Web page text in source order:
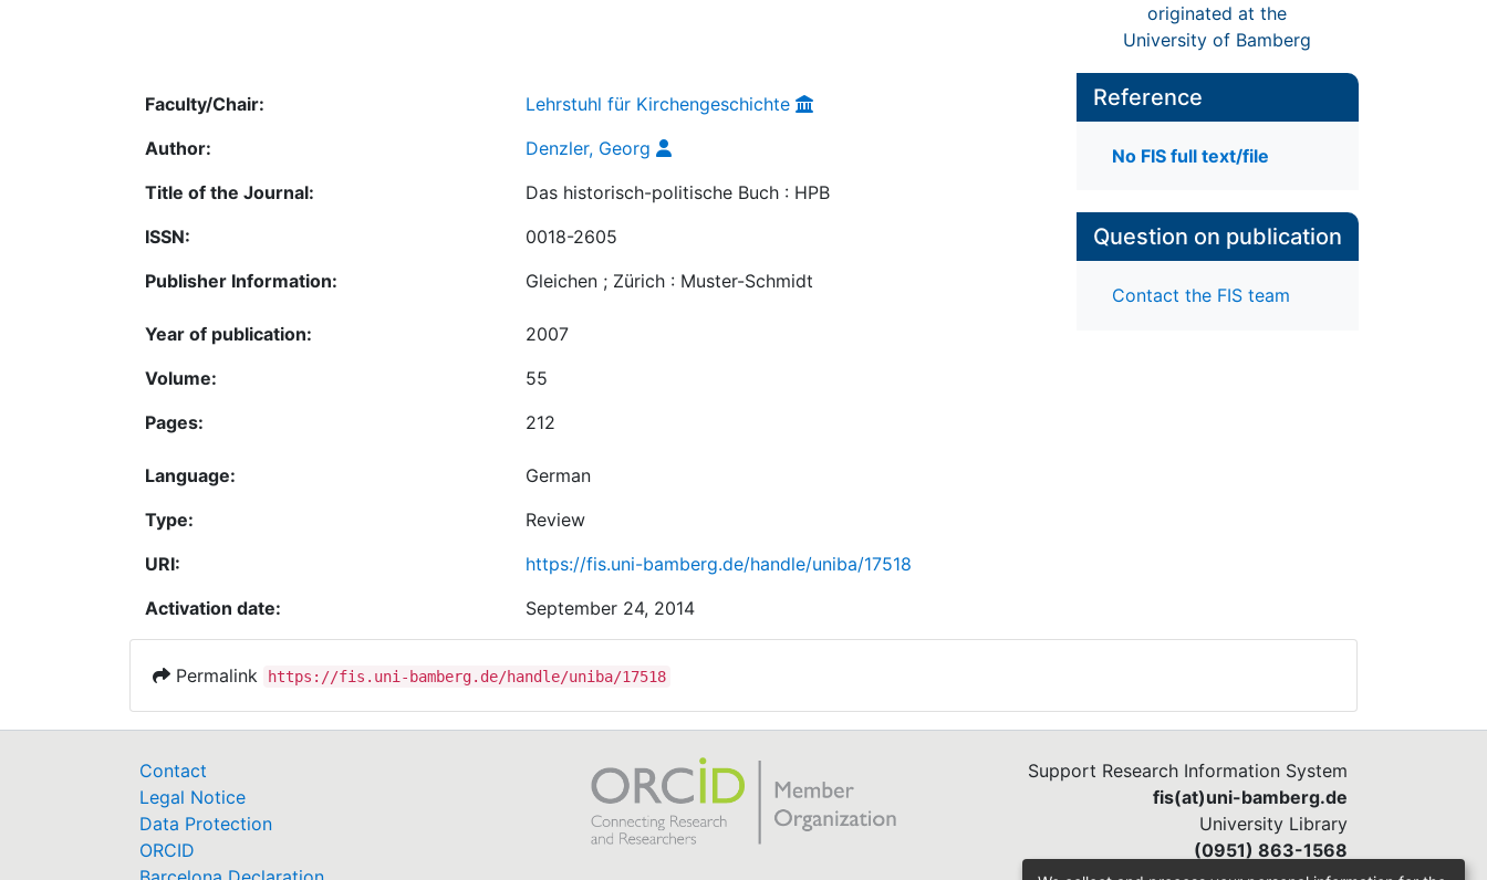
originated at the
University of Bamberg
Faculty/Chair:
Lehrstuhl für Kirchengeschichte
Author:
Denzler, Georg
Title of the Journal:
Das historisch-politische Buch : HPB
ISSN:
0018-2605
Publisher Information:
Gleichen ; Zürich : Muster-Schmidt
Year of publication:
2007
Volume:
55
Pages:
212
Language:
German
Type:
Review
URI:
https://fis.uni-bamberg.de/handle/uniba/17518
Activation date:
September 24, 2014
Reference
No FIS full text/file
Question on publication
Contact the FIS team
Permalink https://fis.uni-bamberg.de/handle/uniba/17518
Contact
Legal Notice
Data Protection
ORCID
Support Research Information System
fis(at)uni-bamberg.de
University Library
(0951) 863-1568